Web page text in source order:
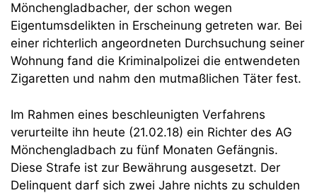
Mönchengladbacher, der schon wegen
Eigentumsdelikten in Erscheinung getreten war. Bei
einer richterlich angeordneten Durchsuchung seiner
Wohnung fand die Kriminalpolizei die entwendeten
Zigaretten und nahm den mutmaßlichen Täter fest.
Im Rahmen eines beschleunigten Verfahrens
verurteilte ihn heute (21.02.18) ein Richter des AG
Mönchengladbach zu fünf Monaten Gefängnis.
Diese Strafe ist zur Bewährung ausgesetzt. Der
Delinquent darf sich zwei Jahre nichts zu schulden